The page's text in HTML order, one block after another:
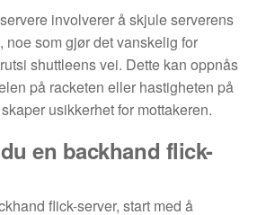
involverer å skjule serverens
noe som gjør det vanskelig for
shuttleens vei. Dette kan oppnås
på racketen eller hastigheten på
usikkerhet for mottakeren.
en backhand flick-
flick-server, start med å